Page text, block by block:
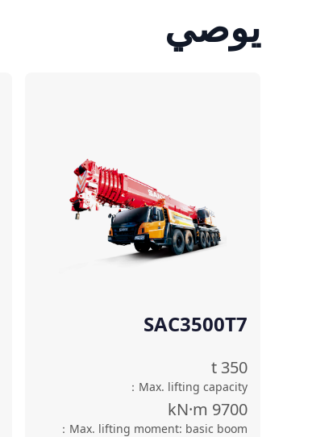
يوصي
SAC3500T7
350
t
Max. lifting capacity
：
9700
kN·m
Max. lifting moment: basic boom
：